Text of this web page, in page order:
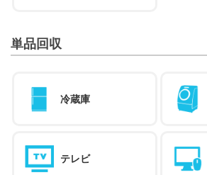
単品回収
冷蔵庫
テレビ